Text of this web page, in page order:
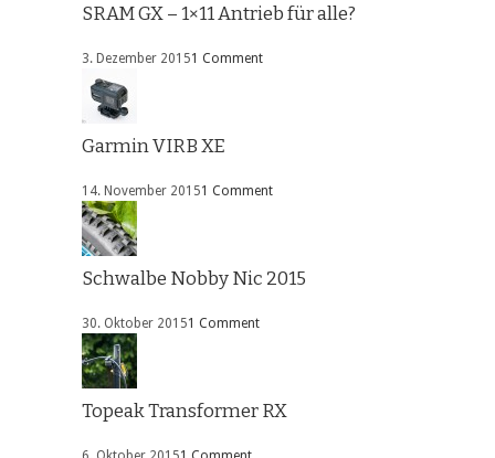
SRAM GX – 1×11 Antrieb für alle?
3. Dezember 20151 Comment
Garmin VIRB XE
14. November 20151 Comment
Schwalbe Nobby Nic 2015
30. Oktober 20151 Comment
Topeak Transformer RX